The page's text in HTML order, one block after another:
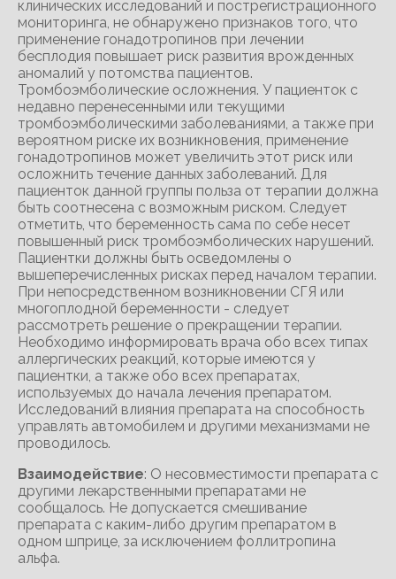
клинических исследований и пострегистрационного
мониторинга, не обнаружено признаков того, что
применение гонадотропинов при лечении
бесплодия повышает риск развития врожденных
аномалий у потомства пациентов.
Тромбоэмболические осложнения. У пациенток с
недавно перенесенными или текущими
тромбоэмболическими заболеваниями, а также при
вероятном риске их возникновения, применение
гонадотропинов может увеличить этот риск или
осложнить течение данных заболеваний. Для
пациенток данной группы польза от терапии должна
быть соотнесена с возможным риском. Следует
отметить, что беременность сама по себе несет
повышенный риск тромбоэмболических нарушений.
Пациентки должны быть осведомлены о
вышеперечисленных рисках перед началом терапии.
При непосредственном возникновении СГЯ или
многоплодной беременности - следует
рассмотреть решение о прекращении терапии.
Необходимо информировать врача обо всех типах
аллергических реакций, которые имеются у
пациентки, а также обо всех препаратах,
используемых до начала лечения препаратом.
Исследований влияния препарата на способность
управлять автомобилем и другими механизмами не
проводилось.
Взаимодействие: О несовместимости препарата с
другими лекарственными препаратами не
сообщалось. Не допускается смешивание
препарата с каким-либо другим препаратом в
одном шприце, за исключением фоллитропина
альфа.